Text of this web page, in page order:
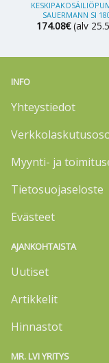
SAUERMANN SI
174.08€ (alv
INFO
Yhteystiedot
Myynti- ja
Tietosuojaseloste
Evästeet
AJANKOHTAISTA
Uutiset
Artikkelit
Hinnastot
MR. LVI YRITYS